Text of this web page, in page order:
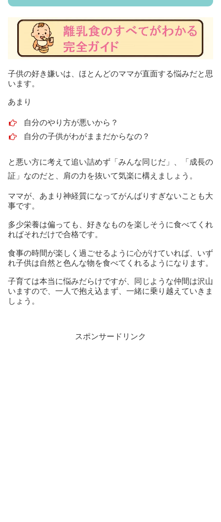
子供の好き嫌いは、ほとんどのママが直面する悩みだと思
います。
あまり
自分のやり方が悪いから？
自分の子供がわがままだからなの？
と悪い方に考えて追い詰めず「みんな同じだ」、「成長の
証」なのだと、肩の力を抜いて気楽に構えましょう。
ママが、あまり神経質になってがんばりすぎないことも大
事です。
多少栄養は偏っても、好きなものを楽しそうに食べてくれ
ればそれだけで合格です。
食事の時間が楽しく過ごせるように心がけていれば、いず
れ子供は自然と色んな物を食べてくれるようになります。
子育ては本当に悩みだらけですが、同じような仲間は沢山
いますので、一人で抱え込まず、一緒に乗り越えていきま
しょう。
スポンサードリンク